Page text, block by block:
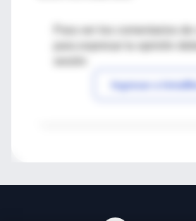
Para ver los comentarios de
Ingresar a